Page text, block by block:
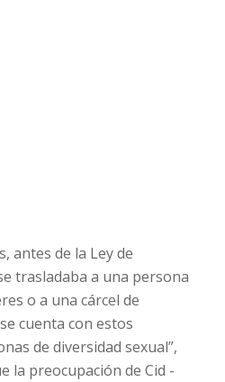
antes de la Ley de
trasladaba a una persona
o a una cárcel de
cuenta con estos
de diversidad sexual”,
la preocupación de Cid -